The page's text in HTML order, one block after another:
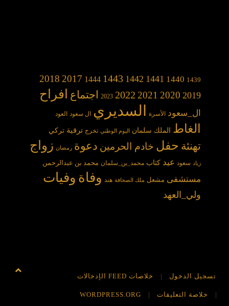
1439
1440
1441
1442
1443
1444
2017
2018
2019
2020
2021
2022
2023 اجتماع افراح
ال_سعود الأسرة السديري ال سعود العود
الغاط الملك سلمان اليوم الوطني تخرج ترقية تركي
تهنئة حفل خادم الحرمين دعوة رمضان زواج
زياد سعود عيد كتاب محمد_بن_سلمان محمد بن عبدالرحمن
مستشفى مشعل ملك الصحافة هند وفاة وفيات
ولي_العهد
تسجيل الدخول خلاصات FEED الإدخالات
خلاصة التعليقات WORDPRESS.ORG